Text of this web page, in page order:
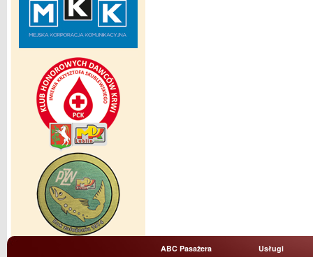
ABC Pasażera Usługi